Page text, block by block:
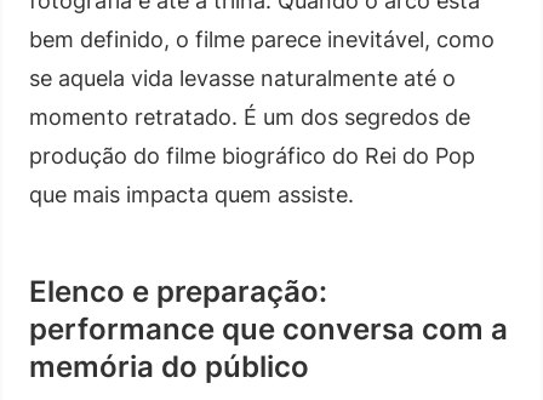
bem definido, o filme parece inevitável, como
se aquela vida levasse naturalmente até o
momento retratado. É um dos segredos de
produção do filme biográfico do Rei do Pop
que mais impacta quem assiste.
Elenco e preparação:
performance que conversa com a
memória do público